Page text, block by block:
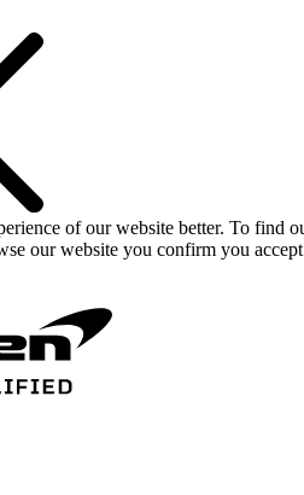
of our website better. To find
our website you confirm you